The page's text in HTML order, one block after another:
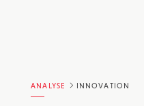
ANALYSE INNOVATION